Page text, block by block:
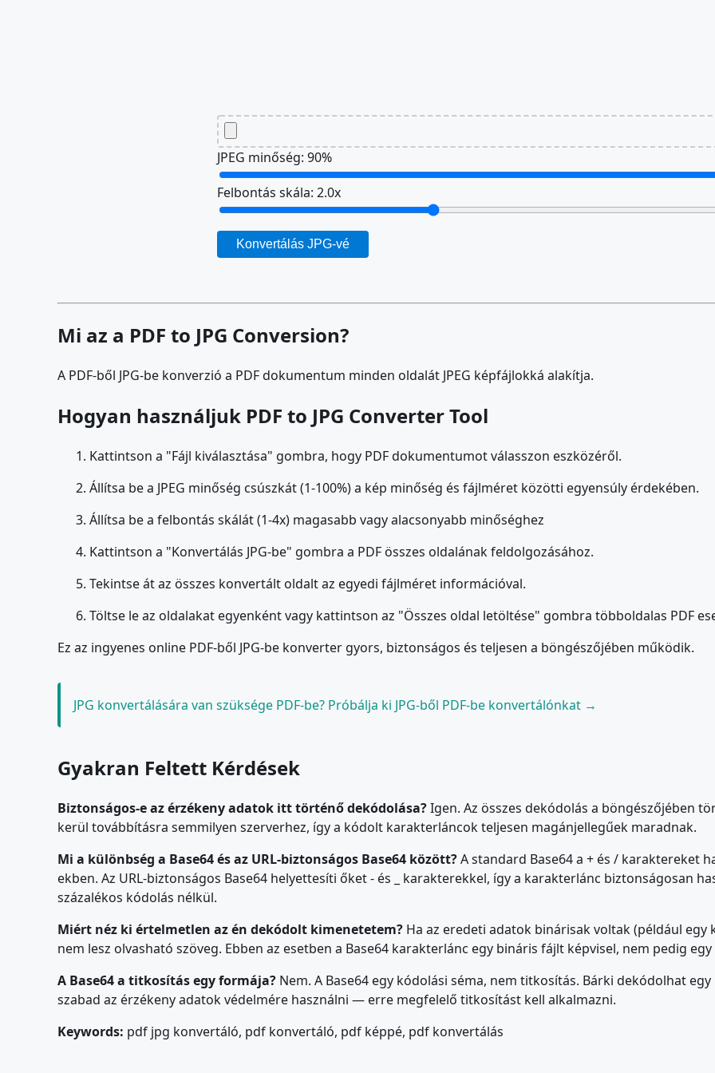
JPEG minőség: 90%
Felbontás skála: 2.0x
Konvertálás JPG-vé
Mi az a PDF to JPG Conversion?
A PDF-ből JPG-be konverzió a PDF dokumentum minden oldalát JPEG képfájlokká alakítja.
Hogyan használjuk PDF to JPG Converter Tool
Kattintson a "Fájl kiválasztása" gombra, hogy PDF dokumentumot válasszon eszközéről.
Állítsa be a JPEG minőség csúszkát (1-100%) a kép minőség és fájlméret közötti egyensúly érdekében.
Állítsa be a felbontás skálát (1-4x) magasabb vagy alacsonyabb minőséghez
Kattintson a "Konvertálás JPG-be" gombra a PDF összes oldalának feldolgozásához.
Tekintse át az összes konvertált oldalt az egyedi fájlméret információval.
Töltse le az oldalakat egyenként vagy kattintson az "Összes oldal letöltése" gombra többoldalas PDF
Ez az ingyenes online PDF-ből JPG-be konverter gyors, biztonságos és teljesen a böngészőjében működik.
JPG konvertálására van szüksége PDF-be? Próbálja ki JPG-ből PDF-be konvertálónkat →
Gyakran Feltett Kérdések
Biztonságos-e az érzékeny adatok itt történő dekódolása?Igen. Az összes dekódolás a böngészőjében
kerül továbbításra semmilyen szerverhez, így a kódolt karakterláncok teljesen magánjellegűek maradnak.
Mi a különbség a Base64 és az URL-biztonságos Base64 között?A standard Base64 a + és / karaktereket
ekben. Az URL-biztonságos Base64 helyettesíti őket - és _ karakterekkel, így a karakterlánc biztonságosan
százalékos kódolás nélkül.
Miért néz ki értelmetlen az én dekódolt kimenetetem? Ha az eredeti adatok binárisak voltak (például
nem lesz olvasható szöveg. Ebben az esetben a Base64 karakterlánc egy bináris fájlt képvisel, nem pedig
A Base64 a titkosítás egy formája? Nem. A Base64 egy kódolási séma, nem titkosítás. Bárki dekódolhat
szabad az érzékeny adatok védelmére használni — erre megfelelő titkosítást kell alkalmazni.
Keywords: pdf jpg konvertáló, pdf konvertáló, pdf képpé, pdf konvertálás